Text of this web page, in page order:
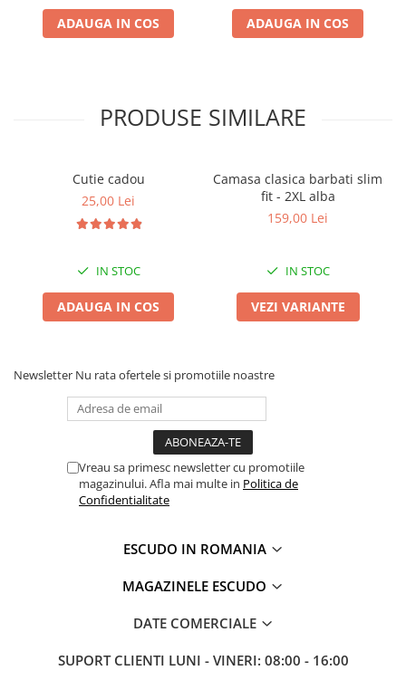
ADAUGA IN COS ADAUGA IN COS
PRODUSE SIMILARE
Cutie cadou
25,00 Lei
IN STOC
ADAUGA IN COS
Camasa clasica barbati slim
fit - 2XL alba
159,00 Lei
IN STOC
VEZI VARIANTE
Newsletter Nu rata ofertele si promotiile noastre
Vreau sa primesc newsletter cu promotiile
magazinului. Afla mai multe in Politica de
Confidentialitate
ESCUDO IN ROMANIA
MAGAZINELE ESCUDO
DATE COMERCIALE
SUPORT CLIENTI LUNI - VINERI: 08:00 - 16:00